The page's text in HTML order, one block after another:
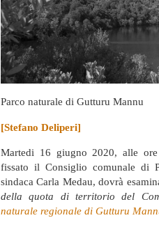
Parco naturale di Gutturu Mannu
[Stefano Deliperi]
Martedi 16 giugno 2020, alle
fissato il Consiglio comunale di
sindaca Carla Medau, dovrà
della quota di territorio del
naturale regionale di Gutturu